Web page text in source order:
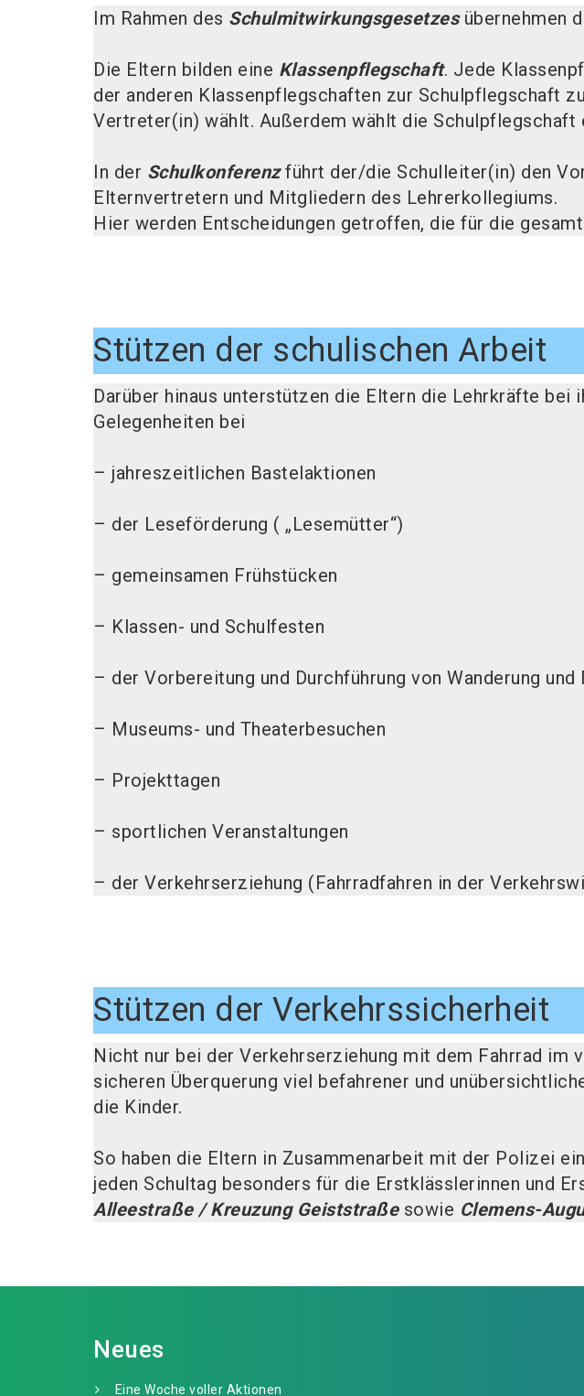
Im Rahmen des Schulmitwirkungsgesetzesübernehmen
Die Eltern bilden eine Klassenpflegschaft. Jede
der anderen Klassenpflegschaften zur Schulpflegschaft
Vertreter(in) wählt. Außerdem wählt die
In der Schulkonferenzführt der/die Schulleiter(in) den
Elternvertretern und Mitgliedern des Lehrerkollegiums.
Hier werden Entscheidungen getroffen, die für die
Stützen der schulischen Arbeit
Darüber hinaus unterstützen die Eltern die Lehrkräfte
Gelegenheiten bei
– jahreszeitlichen Bastelaktionen
– der Leseförderung ( „Lesemütter“)
– gemeinsamen Frühstücken
– Klassen- und Schulfesten
– der Vorbereitung und Durchführung von Wanderung und
– Museums- und Theaterbesuchen
– Projekttagen
– sportlichen Veranstaltungen
– der Verkehrserziehung (Fahrradfahren in der
Stützen der Verkehrssicherheit
Nicht nur bei der Verkehrserziehung mit dem Fahrrad
sicheren Überquerung viel befahrener und
die Kinder.
So haben die Eltern in Zusammenarbeit mit der Polizei
jeden Schultag besonders für die Erstklässlerinnen und
Alleestraße / Kreuzung Geiststraßesowie Clemens-
Neues
Eine Woche voller Aktionen